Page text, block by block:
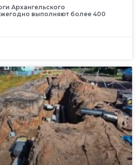
Архангельского
выполняют более 400